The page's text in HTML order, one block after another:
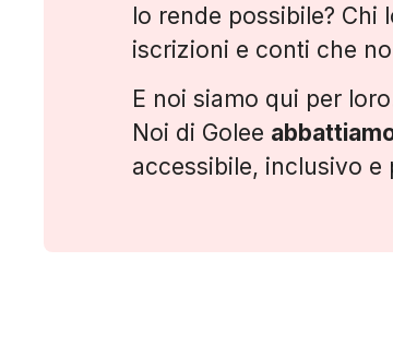
lo rende possibile?
iscrizioni e conti che
E noi siamo qui per
Noi di Golee
accessibile, inclusivo e